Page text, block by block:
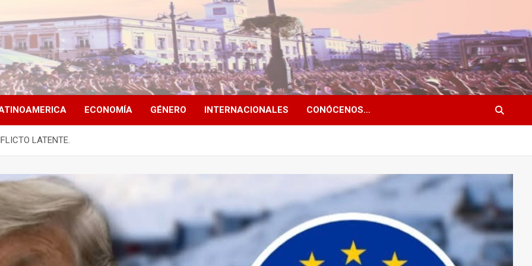
ECONOMÍA GÉNERO INTERNACIONALES CONÓCENOS…
LATENTE.